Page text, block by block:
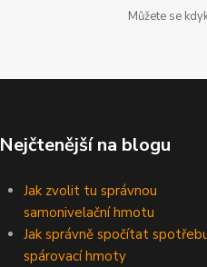
Můžete se
Nejčtenější na blogu
Jak zvolit tu správnou
samonivelační hmotu
Jak správně spočítat
spárovací hmoty